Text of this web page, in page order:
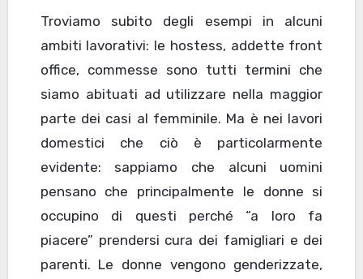
Troviamo subito degli esempi in alcuni
ambiti lavorativi: le hostess, addette front
office, commesse sono tutti termini che
siamo abituati ad utilizzare nella maggior
parte dei casi al femminile. Ma è nei lavori
domestici che ciò è particolarmente
evidente: sappiamo che alcuni uomini
pensano che principalmente le donne si
occupino di questi perché “a loro fa
piacere” prendersi cura dei famigliari e dei
parenti. Le donne vengono genderizzate,